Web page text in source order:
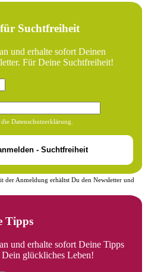
Suchtfreiheit
und erhalte sofort Deinen
Für Deine Suchtfreiheit!
Datenschutzerklärung.
der Anmeldung erhältst Du den Newsletter und
Tipps
und erhalte sofort Deine Tipps
glückliches Leben!